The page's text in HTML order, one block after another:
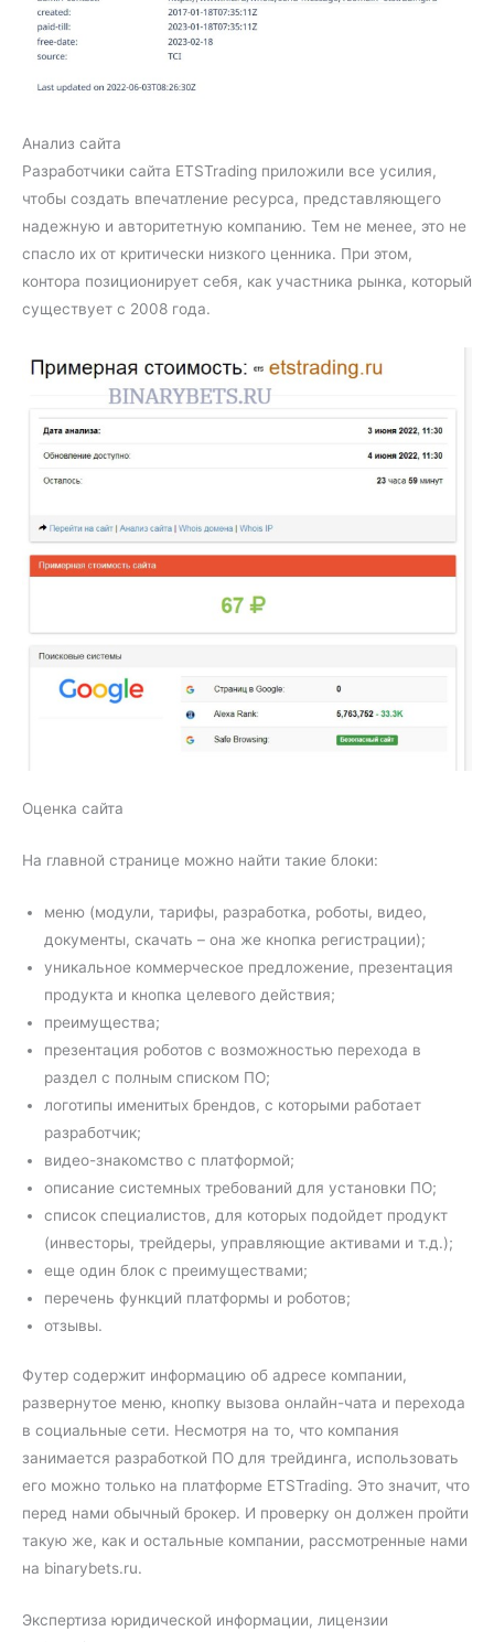
Анализ сайта
Разработчики сайта ETSTrading приложили все усилия,
чтобы создать впечатление ресурса, представляющего
надежную и авторитетную компанию. Тем не менее, это не
спасло их от критически низкого ценника. При этом,
контора позиционирует себя, как участника рынка, который
существует с 2008 года.
Оценка сайта
На главной странице можно найти такие блоки:
меню (модули, тарифы, разработка, роботы, видео,
документы, скачать – она же кнопка регистрации);
уникальное коммерческое предложение, презентация
продукта и кнопка целевого действия;
преимущества;
презентация роботов с возможностью перехода в
раздел с полным списком ПО;
логотипы именитых брендов, с которыми работает
разработчик;
видео-знакомство с платформой;
описание системных требований для установки ПО;
список специалистов, для которых подойдет продукт
(инвесторы, трейдеры, управляющие активами и т.д.);
еще один блок с преимуществами;
перечень функций платформы и роботов;
отзывы.
Футер содержит информацию об адресе компании,
развернутое меню, кнопку вызова онлайн-чата и перехода
в социальные сети. Несмотря на то, что компания
занимается разработкой ПО для трейдинга, использовать
его можно только на платформе ETSTrading. Это значит, что
перед нами обычный брокер. И проверку он должен пройти
такую же, как и остальные компании, рассмотренные нами
на binarybets.ru.
Экспертиза юридической информации, лицензии